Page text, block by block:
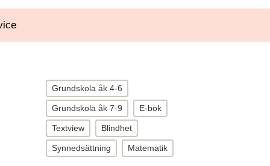
Grundskola åk 4-6
Grundskola åk 7-9 E-bok
Textview Blindhet
Synnedsättning Matematik